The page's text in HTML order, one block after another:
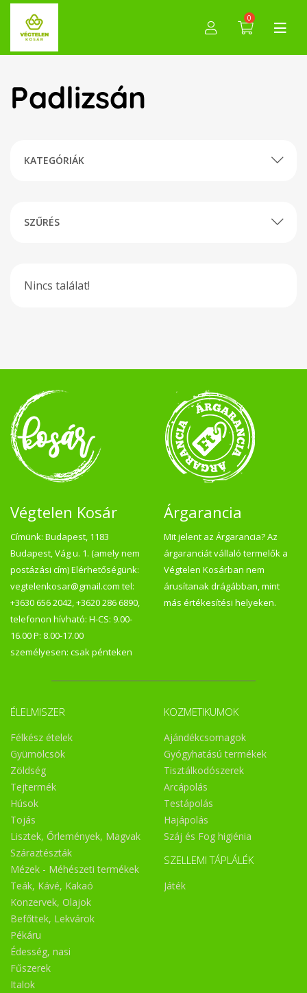
0
Padlizsán
KATEGÓRIÁK
SZŰRÉS
Nincs találat!
Végtelen Kosár
Címünk: Budapest, 1183
Budapest, Vág u. 1. (amely nem
postázási cím) Elérhetőségünk:
vegtelenkosar@gmail.com tel:
+3630 656 2042, +3620 286 6890,
telefonon hívható: H-CS: 9.00-
16.00 P: 8.00-17.00
személyesen: csak pénteken
Árgarancia
Mit jelent az Árgarancia? Az
árgaranciát vállaló termelők a
Végtelen Kosárban nem
árusítanak drágábban, mint
más értékesítési helyeken.
ÉLELMISZER
Félkész ételek
Gyümölcsök
Zöldség
Tejtermék
Húsok
Tojás
Lisztek, Őrlemények, Magvak
Száraztészták
Mézek - Méhészeti termékek
Teák, Kávé, Kakaó
Konzervek, Olajok
Befőttek, Lekvárok
Pékáru
Édesség, nasi
Fűszerek
Italok
KOZMETIKUMOK
Ajándékcsomagok
Gyógyhatású termékek
Tisztálkodószerek
Arcápolás
Testápolás
Hajápolás
Száj és Fog higiénia
SZELLEMI TÁPLÁLÉK
Játék